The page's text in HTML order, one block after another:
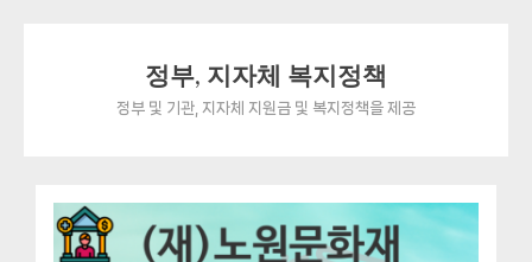
정부, 지자체 복지정책
정부 및 기관, 지자체 지원금 및 복지정책을 제공